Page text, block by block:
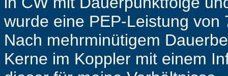
wurde eine PEP-Leistung
Nach mehrminütigem
Kerne im Koppler mit einem